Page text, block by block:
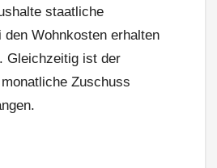
staatliche
den Wohnkosten erhalten
Gleichzeitig ist der
Zuschuss